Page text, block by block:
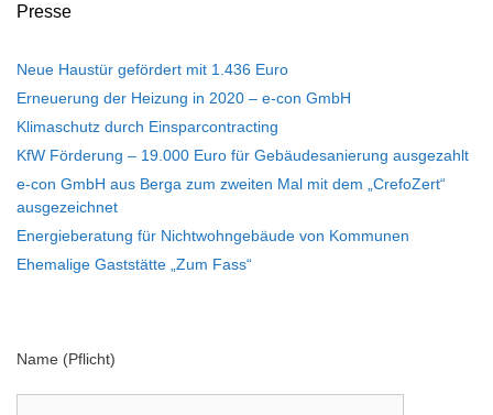
Presse
Neue Haustür gefördert mit 1.436 Euro
Erneuerung der Heizung in 2020 – e-con GmbH
Klimaschutz durch Einsparcontracting
KfW Förderung – 19.000 Euro für Gebäudesanierung ausgezahlt
e-con GmbH aus Berga zum zweiten Mal mit dem „CrefoZert“
ausgezeichnet
Energieberatung für Nichtwohngebäude von Kommunen
Ehemalige Gaststätte „Zum Fass“
Name (Pflicht)